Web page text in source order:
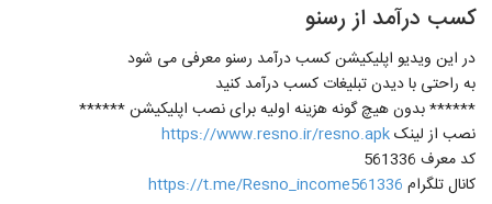
کسب درآمد از رسنو
در این ویدیو اپلیکیشن کسب درآمد رسنو معرفی می شود
به راحتی با دیدن تبلیغات کسب درآمد کنید
****** بدون هیچ گونه هزینه اولیه برای نصب اپلیکیشن ******
نصب از لینکhttps://www.resno.ir/resno.apk
کد معرف 561336
کانال تلگرام https://t.me/Resno_income561336